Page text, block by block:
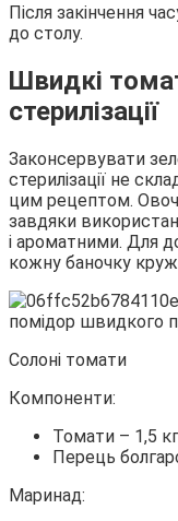
Після закінчення
до столу.
Швидкі
стерилізації
Законсервувати
стерилізації не
цим рецептом.
завдяки
і ароматними. Для
кожну баночку
Солоні томати
Компоненти:
Томати – 1,5 кг
Перець
Маринад: